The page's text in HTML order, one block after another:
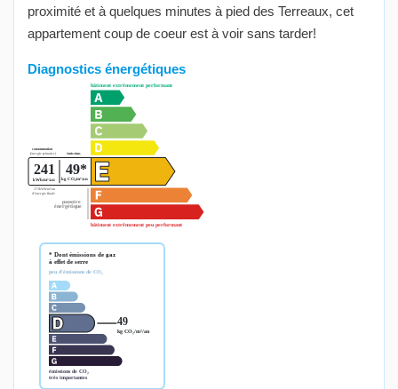
proximité et à quelques minutes à pied des Terreaux, cet
appartement coup de coeur est à voir sans tarder!
Diagnostics énergétiques